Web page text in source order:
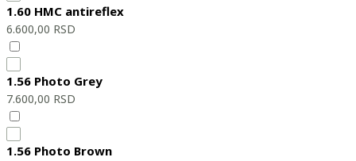
1.60 HMC antireflex
6.600,00 RSD
1.56 Photo Grey
7.600,00 RSD
1.56 Photo Brown